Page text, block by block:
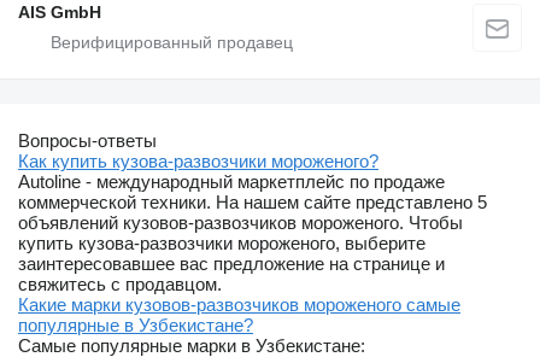
AIS GmbH
Вопросы-ответы
Как купить кузова-развозчики мороженого?
Autoline - международный маркетплейс по продаже
коммерческой техники. На нашем сайте представлено 5
объявлений кузовов-развозчиков мороженого. Чтобы
купить кузова-развозчики мороженого, выберите
заинтересовавшее вас предложение на странице и
свяжитесь с продавцом.
Какие марки кузовов-развозчиков мороженого самые
популярные в Узбекистане?
Самые популярные марки в Узбекистане: